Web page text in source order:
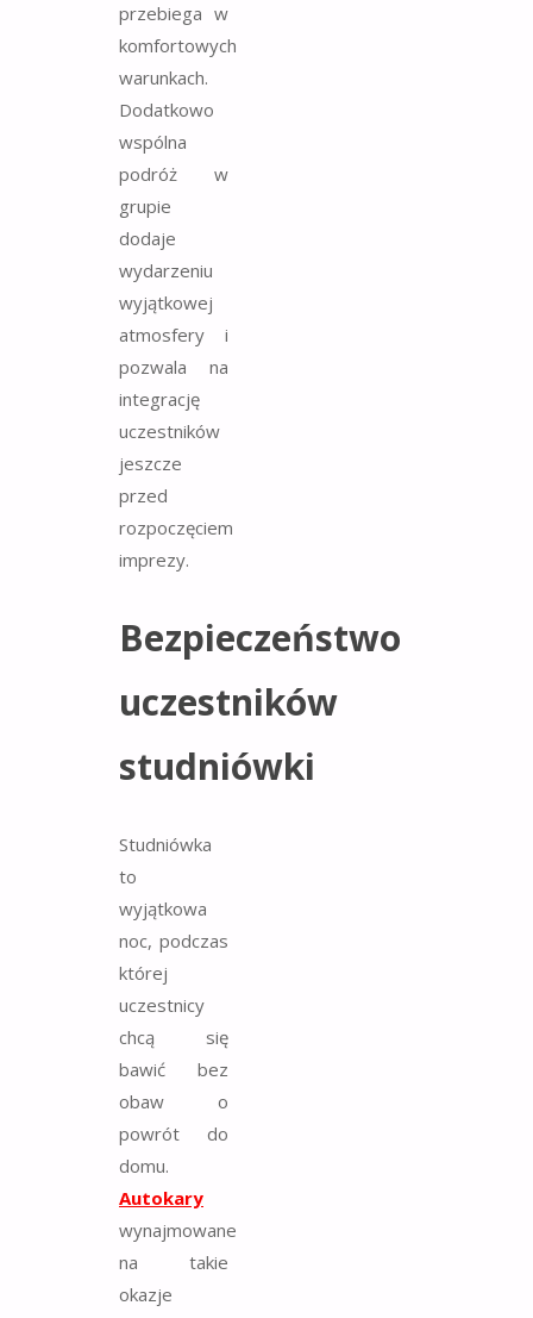
przebiega w
komfortowych
warunkach.
Dodatkowo
wspólna
podróż w
grupie
dodaje
wydarzeniu
wyjątkowej
atmosfery i
pozwala na
integrację
uczestników
jeszcze
przed
rozpoczęciem
imprezy.
Bezpieczeństwo
uczestników
studniówki
Studniówka
to
wyjątkowa
noc, podczas
której
uczestnicy
chcą się
bawić bez
obaw o
powrót do
domu.
Autokary
wynajmowane
na takie
okazje